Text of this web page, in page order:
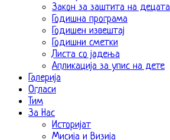
Закон за заштита на децата
Годишна програма
Годишен извештај
Годишни сметки
Листа со јадења
Апликација за упис на дете
Галерија
Огласи
Тим
За Нас
Историјат
Мисија и Визија